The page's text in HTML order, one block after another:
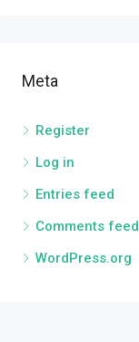
Meta
Register
Log in
Entries feed
Comments feed
WordPress.org